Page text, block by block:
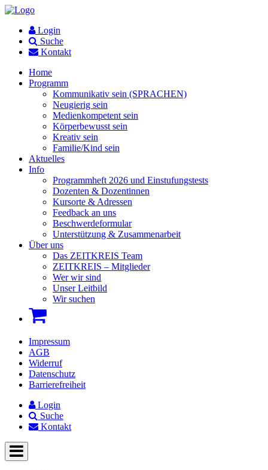
Login
Suche
Kontakt
Home
Programm
Kommunikativ sein (SPRACHEN)
Neugierig sein
Medienkompetent sein
Körperbewusst sein
Kreativ sein
Familie/Kind sein
Aktuelles
Info
Programmheft 2026 und Einstufungstests
Dozenten & Dozentinnen
Kursorte & Adressen
Feedback an uns
Beschwerdeformular
Unterstützung & Zusammenarbeit
Über uns
Das ZEITKREIS Team
ZEITKREIS – Mitglieder
Wer wir sind
Unser Leitbild
Wir suchen
Impressum
AGB
Widerruf
Datenschutz
Barrierefreiheit
Login
Suche
Kontakt